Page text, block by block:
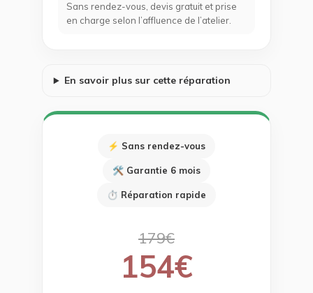
Sans rendez-vous, devis gratuit et prise
en charge selon l’affluence de l’atelier.
En savoir plus sur cette réparation
⚡ Sans rendez-vous
🛠 Garantie 6 mois
⏱ Réparation rapide
179€
154€